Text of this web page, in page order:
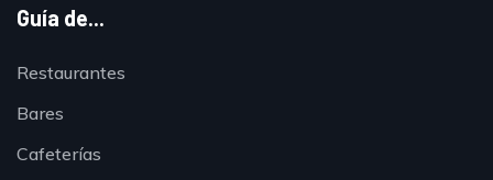
Guía de...
Restaurantes
Bares
Cafeterías